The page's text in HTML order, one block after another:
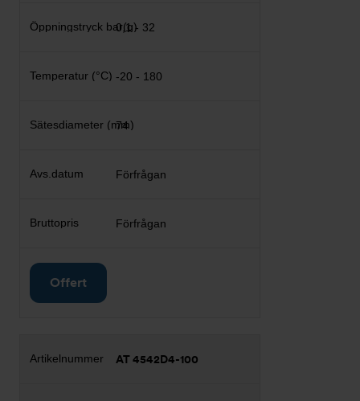
0,1 - 32
-20 - 180
74
Förfrågan
Förfrågan
Offert
AT 4542D4-100